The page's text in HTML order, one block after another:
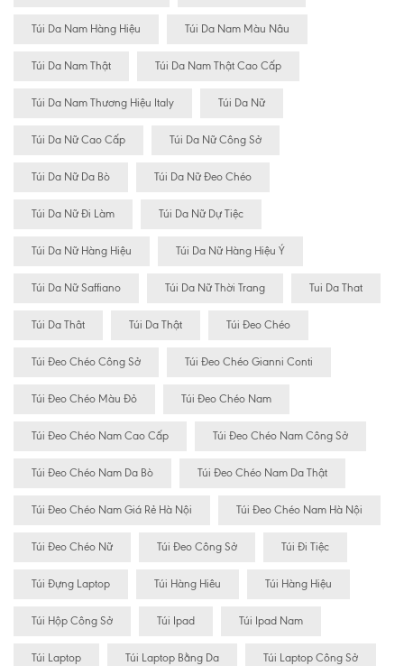
Túi Da Nam Hàng Hiệu Túi Da Nam Màu Nâu
Túi Da Nam Thật Túi Da Nam Thật Cao Cấp
Túi Da Nam Thương Hiệu Italy Túi Da Nữ
Túi Da Nữ Cao Cấp Túi Da Nữ Công Sở
Túi Da Nữ Da Bò Túi Da Nữ Đeo Chéo
Túi Da Nữ Đi Làm Túi Da Nữ Dự Tiệc
Túi Da Nữ Hàng Hiệu Túi Da Nữ Hàng Hiệu Ý
Túi Da Nữ Saffiano Túi Da Nữ Thời Trang Tui Da That
Túi Da Thât Túi Da Thật Túi Đeo Chéo
Túi Đeo Chéo Công Sở Túi Đeo Chéo Gianni Conti
Túi Đeo Chéo Màu Đỏ Túi Đeo Chéo Nam
Túi Đeo Chéo Nam Cao Cấp Túi Đeo Chéo Nam Công Sở
Túi Đeo Chéo Nam Da Bò Túi Đeo Chéo Nam Da Thật
Túi Đeo Chéo Nam Giá Rẻ Hà Nội Túi Đeo Chéo Nam Hà Nội
Túi Đeo Chéo Nữ Túi Đeo Công Sở Túi Đi Tiệc
Túi Đựng Laptop Túi Hàng Hiêu Túi Hàng Hiệu
Túi Hộp Công Sở Túi Ipad Túi Ipad Nam
Túi Laptop Túi Laptop Bằng Da Túi Laptop Công Sở